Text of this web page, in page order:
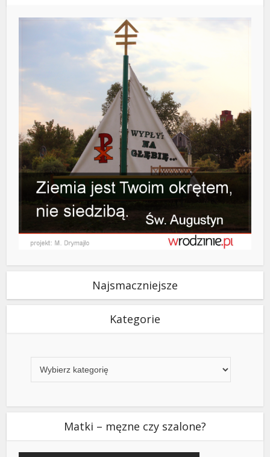
Najsmaczniejsze
Kategorie
Matki – męzne czy szalone?